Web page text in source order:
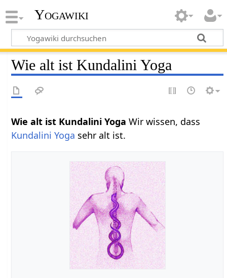
Yogawiki
Wie alt ist Kundalini Yoga
Wie alt ist Kundalini Yoga Wir wissen, dass
Kundalini Yoga sehr alt ist.